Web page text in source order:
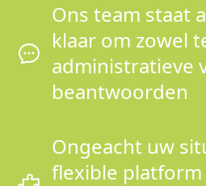
Ons team staat
klaar om zowel
administratieve
beantwoorden
Ongeacht uw
flexible platform